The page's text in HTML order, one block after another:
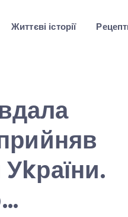
Життєві історії